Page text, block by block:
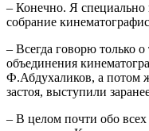
– Конечно. Я специально
собрание
– Всегда говорю только
объединения
Ф.Абдухаликов, а потом
застоя, выступили
– В целом почти обо